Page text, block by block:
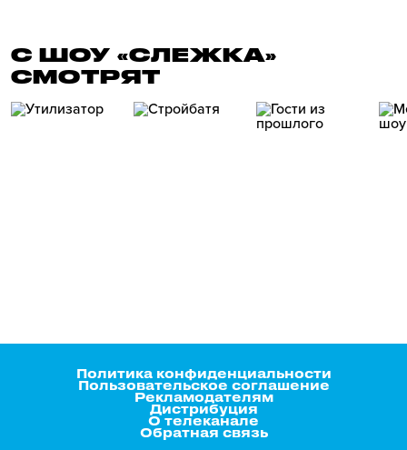
С ШОУ «СЛЕЖКА»
СМОТРЯТ
Политика конфиденциальности
Пользовательское соглашение
Рекламодателям
Дистрибуция
О телеканале
Обратная связь